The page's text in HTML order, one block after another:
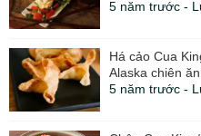
5 năm trước -
Há cảo Cua
Alaska chiên
5 năm trước -